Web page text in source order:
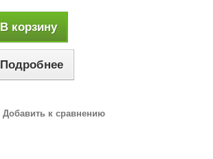
В корзину
Подробнее
Добавить к сравнению